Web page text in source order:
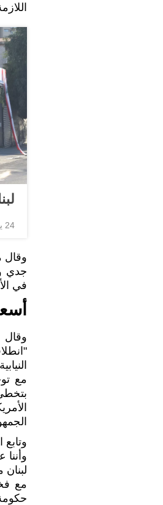
24 يونيو 2021, 10:34 GMT
وقال
جدي
في
وقال
مع
مع